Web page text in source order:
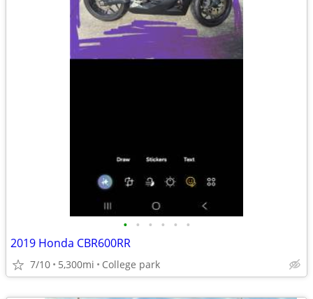
• • • • • •
2019 Honda CBR600RR
7/10 5,300mi College park